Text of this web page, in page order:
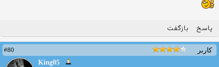
پاسخ بازگفت
کاربر
#80
King05